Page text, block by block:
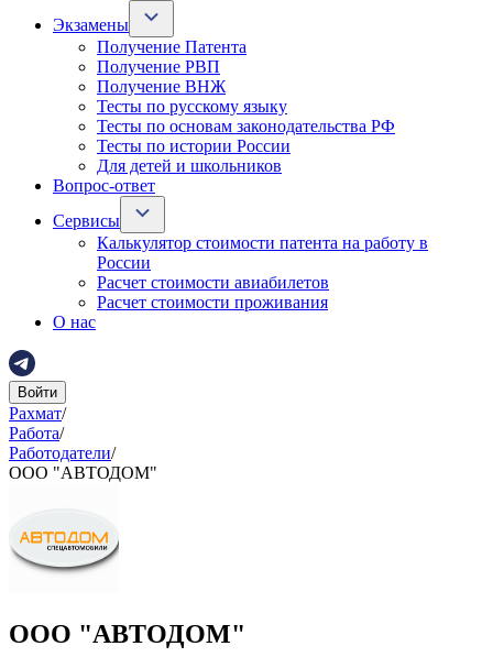
Экзамены
Получение Патента
Получение РВП
Получение ВНЖ
Тесты по русскому языку
Тесты по основам законодательства РФ
Тесты по истории России
Для детей и школьников
Вопрос-ответ
Сервисы
Калькулятор стоимости патента на работу в
России
Расчет стоимости авиабилетов
Расчет стоимости проживания
О нас
Войти
Рахмат/
Работа/
Работодатели/
ООО "АВТОДОМ"
ООО "АВТОДОМ"